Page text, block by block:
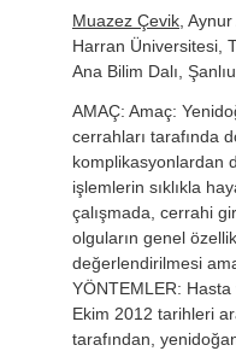
Muazez Çevik ,
Harran Üniversitesi,
Ana Bilim Dalı,
AMAÇ: Amaç:
cerrahları tarafında
komplikasyonlardan
işlemlerin sıklıkla
çalışmada, cerrahi
olguların genel
değerlendirilmesi
YÖNTEMLER:
Ekim 2012 tarihleri
tarafından,